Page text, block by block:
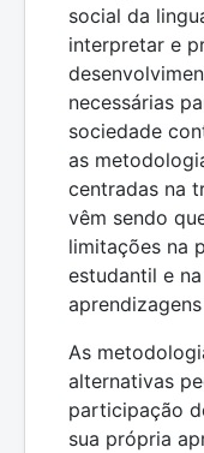
social da
interpretar e
necessárias
sociedade
as
centradas na
vêm sendo
limitações na
estudantil e
As
alternativas
participação
sua própria